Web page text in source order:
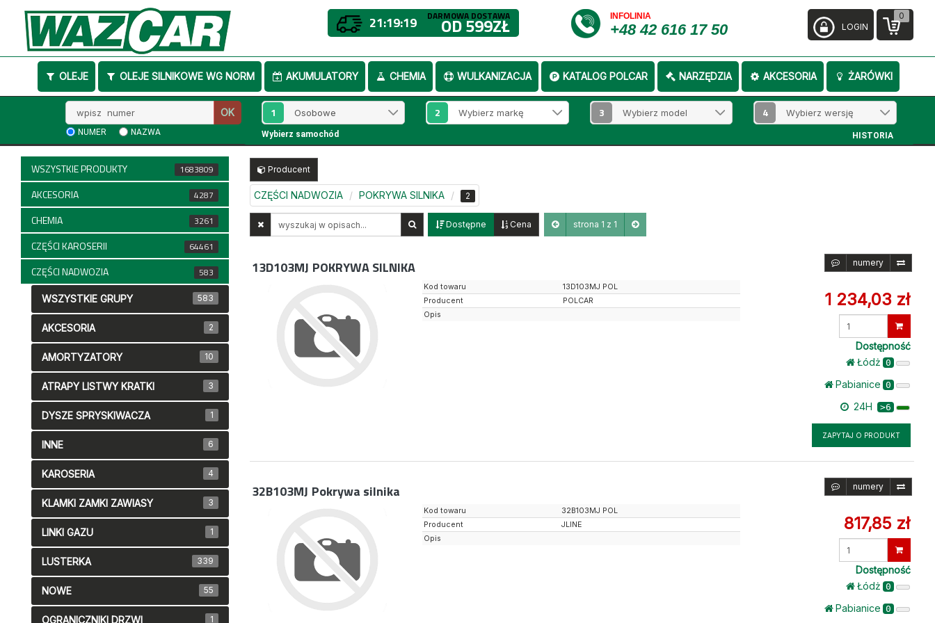
21:19:19 DARMOWA DOSTAWA
OD 599ZŁ INFOLINIA
+48 42 616 17 50
OLEJE OLEJE SILNIKOWE WG NORM AKUMULATORY CHEMIA WULKANIZACJA KATALOG POLCAR NARZĘDZIA AKCESORIA ŻARÓWKI
0
LOGIN
numer
OK
NUMER NAZWA
1 2 3 4
Wybierz samochód HISTORIA
Producent
CZĘŚCI NADWOZIA POKRYWA SILNIKA 2
Dostępne Cena strona 1 z 1
13D103MJ POKRYWA SILNIKA numery
1 234,03 zł
Dostępność
Łódż 0
Pabianice 0
24H >6
ZAPYTAJ O PRODUKT
Kod towaru
13D103MJ POL
Producent
POLCAR
Opis
32B103MJ Pokrywa silnika numery
817,85 zł
Dostępność
Łódż 0
Pabianice 0
Kod towaru
32B103MJ POL
Producent
JLINE
Opis
WSZYSTKIE PRODUKTY 1683809
AKCESORIA 4287
CHEMIA 3261
CZĘŚCI KAROSERII 64461
CZĘŚCI NADWOZIA 583
WSZYSTKIE GRUPY 583
AKCESORIA 2
AMORTYZATORY 10
ATRAPY LISTWY KRATKI 3
DYSZE SPRYSKIWACZA 1
INNE 6
KAROSERIA 4
KLAMKI ZAMKI ZAWIASY 3
LINKI GAZU 1
LUSTERKA 339
NOWE 55
OGRANICZNIKI DRZWI 1